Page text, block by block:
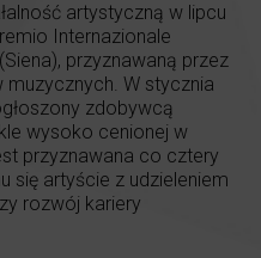
artystyczną w lipcu
Internazionale
przyznawaną przez
W stycznia
zdobywcą
wysoko cenionej w
przyznawana co cztery
się artyście z udzieleniem
rozwój kariery